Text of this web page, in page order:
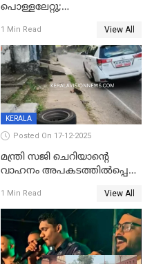
പൊള്ളലേറ്റു;
ക്ലാസ് വിദ്യാർത്ഥിനി മരിച്ചു
1 Min Read View All
KERALA
Posted On 17-12-2025
മന്ത്രി സജി ചെറിയാന്റെ
വാഹനം അപകടത്തിൽപ്പെട്ടു;
രക്ഷപ്പെട്ടത് തലനാരിടയ്ക്ക്
1 Min Read View All